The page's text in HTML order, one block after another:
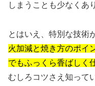
しまうことも少なくあ
とはいえ、特別な技術
火加減と焼き方のポイ
でもふっくら香ばしく
むしろコツさえ知って